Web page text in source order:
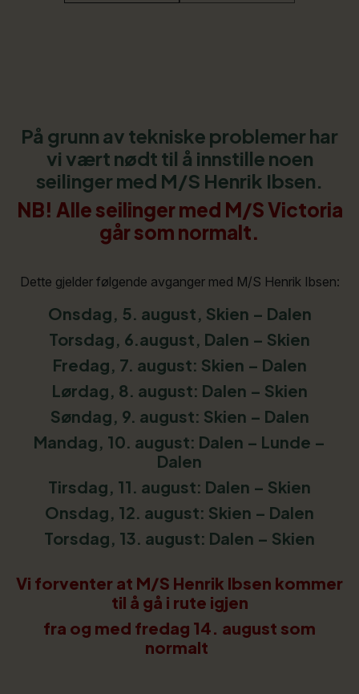
På grunn av tekniske problemer har
vi vært nødt til å innstille noen
seilinger med M/S Henrik Ibsen.
NB! Alle seilinger med M/S Victoria
går som normalt.
Dette gjelder følgende avganger med M/S Henrik Ibsen:
Onsdag, 5. august, Skien – Dalen
Torsdag, 6.august, Dalen – Skien
Fredag, 7. august: Skien – Dalen
Lørdag, 8. august: Dalen – Skien
Søndag, 9. august: Skien – Dalen
Mandag, 10. august: Dalen – Lunde –
Dalen
Tirsdag, 11. august: Dalen – Skien
Onsdag, 12. august: Skien – Dalen
Torsdag, 13. august: Dalen – Skien
Vi forventer at M/S Henrik Ibsen kommer
til å gå i rute igjen
fra og med fredag 14. august som
normalt